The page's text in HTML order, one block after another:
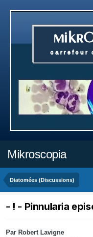
Mikroscopia
Diatomées (Discussions)
- ! - Pinnularia
Par Robert Lavigne